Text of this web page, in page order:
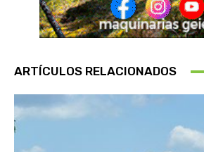
ARTÍCULOS RELACIONADOS